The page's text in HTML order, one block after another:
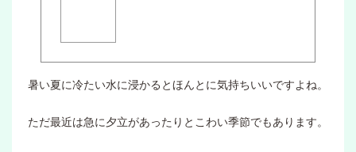
暑い夏に冷たい水に浸かるとほんとに気持ちいいですよね。
ただ最近は急に夕立があったりとこわい季節でもあります。